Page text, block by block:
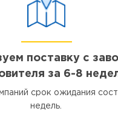
поставку с
за 6-8
срок ожидания
недель.